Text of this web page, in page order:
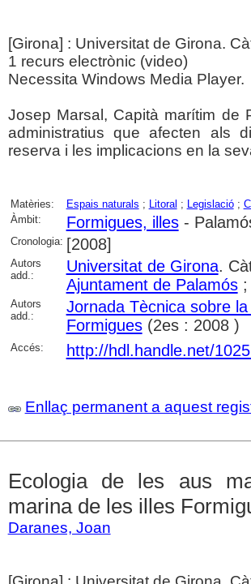
[Girona] : Universitat de Girona.
1 recurs electrònic (video)
Necessita Windows Media Player.
Josep Marsal, Capità marítim de
administratius que afecten als
reserva i les implicacions en la
Matèries: Espais naturals ; Litoral ; Legislació;
Àmbit:
Formigues, illes-
Cronologia: [2008]
Autors
add.:
Universitat de Girona.
Ajuntament de Palamós
Autors
add.:
Jornada Tècnica sobre
Formigues(2es : 2008 )
Accés: http://hdl.handle.net/
Enllaç permanent a aquest
Ecologia de les aus
marina de les illes
Daranes, Joan